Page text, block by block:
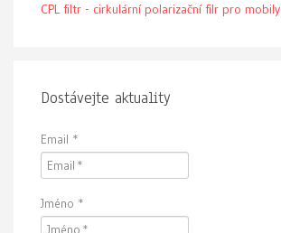
CPL filtr - cirkulární polarizační filr pro mobily
Dostávejte aktuality
Email *
Jméno *